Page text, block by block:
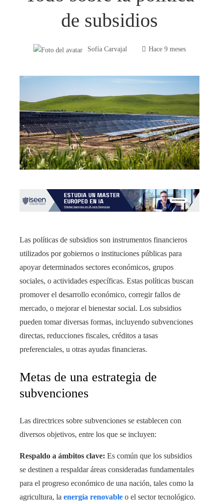
de subsidios
Sofía Carvajal Hace 9 meses
Las políticas de subsidios son instrumentos financieros
utilizados por gobiernos o instituciones públicas para
apoyar determinados sectores económicos, grupos
sociales, o actividades específicas. Estas políticas buscan
promover el desarrollo económico, corregir fallos de
mercado, o mejorar el bienestar social. Los subsidios
pueden tomar diversas formas, incluyendo subvenciones
directas, reducciones fiscales, créditos a tasas
preferenciales, u otras ayudas financieras.
Metas de una estrategia de
subvenciones
Las directrices sobre subvenciones se establecen con
diversos objetivos, entre los que se incluyen:
Respaldo a ámbitos clave: Es común que los subsidios
se destinen a respaldar áreas consideradas fundamentales
para el progreso económico de una nación, tales como la
agricultura, la energía renovable o el sector tecnológico.